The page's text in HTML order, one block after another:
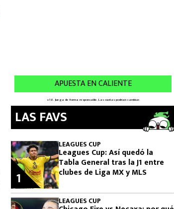
LAS FAVS
LEAGUES CUP
Leagues Cup: Así quedó la
Tabla General tras la J1 entre
clubes de Liga MX y MLS
1
LEAGUES CUP